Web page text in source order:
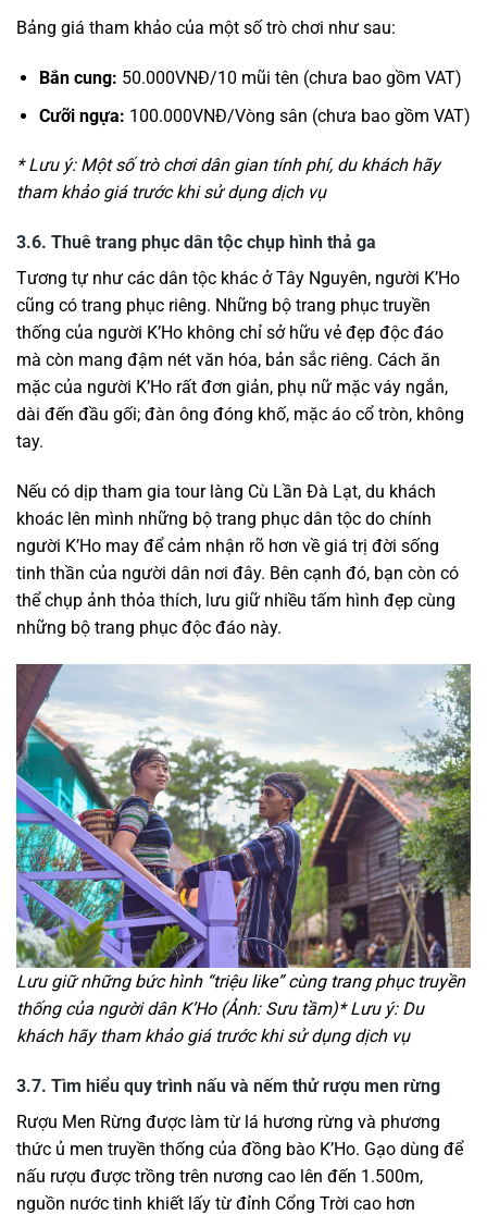
Bảng giá tham khảo của một số trò chơi như sau:
Bắn cung: 50.000VNĐ/10 mũi tên (chưa bao gồm VAT)
Cưỡi ngựa: 100.000VNĐ/Vòng sân (chưa bao gồm VAT)
* Lưu ý: Một số trò chơi dân gian tính phí, du khách hãy
tham khảo giá trước khi sử dụng dịch vụ
3.6. Thuê trang phục dân tộc chụp hình thả ga
Tương tự như các dân tộc khác ở Tây Nguyên, người K’Ho
cũng có trang phục riêng. Những bộ trang phục truyền
thống của người K’Ho không chỉ sở hữu vẻ đẹp độc đáo
mà còn mang đậm nét văn hóa, bản sắc riêng. Cách ăn
mặc của người K’Ho rất đơn giản, phụ nữ mặc váy ngắn,
dài đến đầu gối; đàn ông đóng khố, mặc áo cổ tròn, không
tay.
Nếu có dịp tham gia tour làng Cù Lần Đà Lạt, du khách
khoác lên mình những bộ trang phục dân tộc do chính
người K’Ho may để cảm nhận rõ hơn về giá trị đời sống
tinh thần của người dân nơi đây. Bên cạnh đó, bạn còn có
thể chụp ảnh thỏa thích, lưu giữ nhiều tấm hình đẹp cùng
những bộ trang phục độc đáo này.
Lưu giữ những bức hình “triệu like” cùng trang phục truyền
thống của người dân K’Ho (Ảnh: Sưu tầm)* Lưu ý: Du
khách hãy tham khảo giá trước khi sử dụng dịch vụ
3.7. Tìm hiểu quy trình nấu và nếm thử rượu men rừng
Rượu Men Rừng được làm từ lá hương rừng và phương
thức ủ men truyền thống của đồng bào K’Ho. Gạo dùng để
nấu rượu được trồng trên nương cao lên đến 1.500m,
nguồn nước tinh khiết lấy từ đỉnh Cổng Trời cao hơn